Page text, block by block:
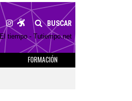
BUSCAR
El tiempo - Tutiempo.net
FORMACIÓN